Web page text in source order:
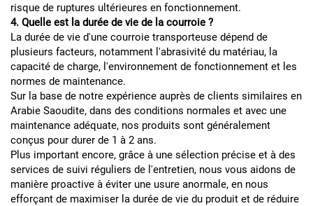
risque de ruptures ultérieures en fonctionnement.
4. Quelle est la durée de vie de la courroie ?
La durée de vie d'une courroie transporteuse dépend de
plusieurs facteurs, notamment l'abrasivité du matériau, la
capacité de charge, l'environnement de fonctionnement et les
normes de maintenance.
Sur la base de notre expérience auprès de clients similaires en
Arabie Saoudite, dans des conditions normales et avec une
maintenance adéquate, nos produits sont généralement
conçus pour durer de 1 à 2 ans.
Plus important encore, grâce à une sélection précise et à des
services de suivi réguliers de l'entretien, nous vous aidons de
manière proactive à éviter une usure anormale, en nous
efforçant de maximiser la durée de vie du produit et de réduire